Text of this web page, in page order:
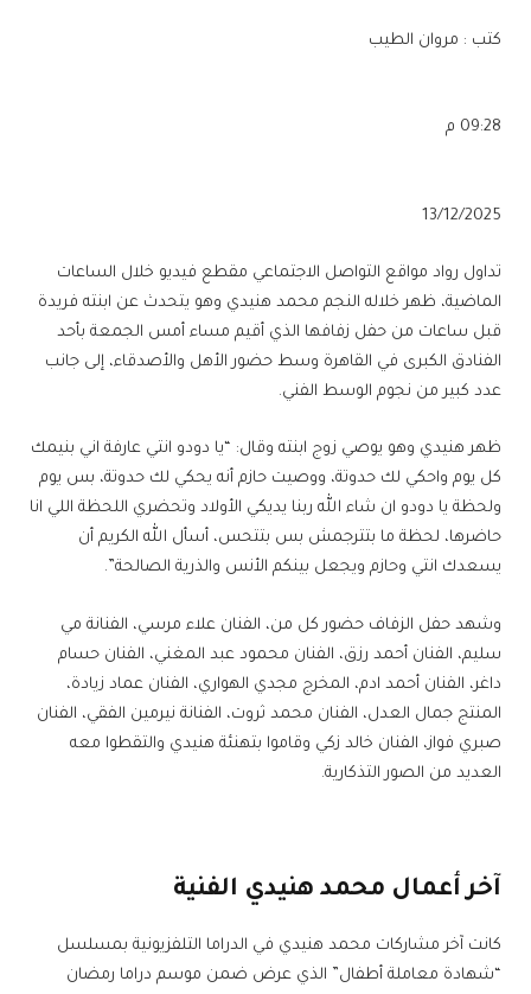
كتب : مروان الطيب
09:28 م
13/12/2025
تداول رواد مواقع التواصل الاجتماعي مقطع فيديو خلال الساعات
الماضية، ظهر خلاله النجم محمد هنيدي وهو يتحدث عن ابنته فريدة
قبل ساعات من حفل زفافها الذي أقيم مساء أمس الجمعة بأحد
الفنادق الكبرى في القاهرة وسط حضور الأهل والأصدقاء، إلى جانب
عدد كبير من نجوم الوسط الفني.
ظهر هنيدي وهو يوصي زوج ابنته وقال: “يا دودو انتي عارفة اني بنيمك
كل يوم واحكي لك حدوتة، ووصيت حازم أنه يحكي لك حدوتة، بس يوم
ولحظة يا دودو ان شاء الله ربنا يديكي الأولاد وتحضري اللحظة اللي انا
حاضرها، لحظة ما بتترجمش بس بتتحس، أسأل الله الكريم أن
يسعدك انتي وحازم ويجعل بينكم الأنس والذرية الصالحة”.
وشهد حفل الزفاف حضور كل من، الفنان علاء مرسي، الفنانة مي
سليم، الفنان أحمد رزق، الفنان محمود عبد المغني، الفنان حسام
داغر، الفنان أحمد ادم، المخرج مجدي الهواري، الفنان عماد زيادة،
المنتج جمال العدل، الفنان محمد ثروت، الفنانة نيرمين الفقي، الفنان
صبري فواز، الفنان خالد زكي وقاموا بتهنئة هنيدي والتقطوا معه
العديد من الصور التذكارية.
آخر أعمال محمد هنيدي الفنية
كانت آخر مشاركات محمد هنيدي في الدراما التلفزيونية بمسلسل
“شهادة معاملة أطفال” الذي عرض ضمن موسم دراما رمضان